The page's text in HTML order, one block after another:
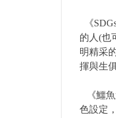
《
的人(也
明精采
揮與生
《鱷
色設定